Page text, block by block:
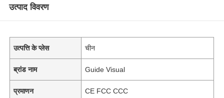
उत्पाद विवरण
उत्पत्ति के प्लेस चीन
ब्रांड नाम Guide Visual
प्रमाणन CE FCC CCC